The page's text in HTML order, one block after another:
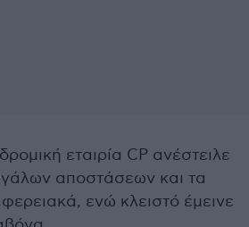
εταιρία CP ανέστειλε
αποστάσεων και τα
ενώ κλειστό έμεινε